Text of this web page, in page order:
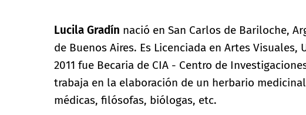
Lucila Gradín nació en San Carlos de Bariloche,
de Buenos Aires. Es Licenciada en Artes
2011 fue Becaria de CIA - Centro de
trabaja en la elaboración de un herbario
médicas, filósofas, biólogas, etc.